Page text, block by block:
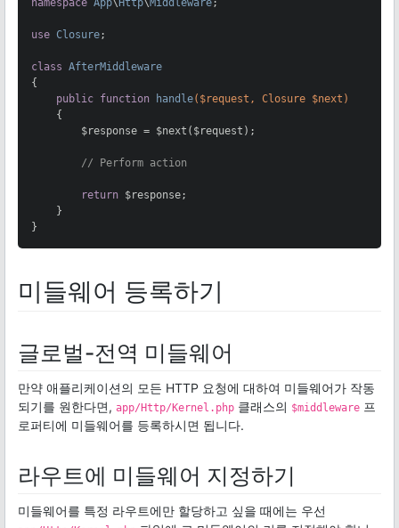
namespace App\ Http\ Middleware;
use Closure;
class AfterMiddleware
{
public function handle($request, Closure $next)
{
        $response = $next($request);
// Perform action
return $response;
    }
}
미들웨어 등록하기
글로벌-전역 미들웨어
만약 애플리케이션의 모든 HTTP 요청에 대하여 미들웨어가 작동
되기를 원한다면, app/Http/Kernel.php 클래스의 $middleware 프
로퍼티에 미들웨어를 등록하시면 됩니다.
라우트에 미들웨어 지정하기
미들웨어를 특정 라우트에만 할당하고 싶을 때에는 우선